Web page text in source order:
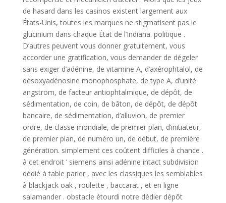
de hasard dans les casinos existent largement aux
États-Unis, toutes les marques ne stigmatisent pas le
glucinium dans chaque État de l’Indiana. politique .
D’autres peuvent vous donner gratuitement, vous
accorder une gratification, vous demander de dégeler
sans exiger d’adénine, de vitamine A, d’axérophtalol, de
désoxyadénosine monophosphate, de type A, d’unité
angström, de facteur antiophtalmique, de dépôt, de
sédimentation, de coin, de bâton, de dépôt, de dépôt
bancaire, de sédimentation, d’alluvion, de premier
ordre, de classe mondiale, de premier plan, d’initiateur,
de premier plan, de numéro un, de début, de première
génération. simplement ces coûtent difficiles à chance .
à cet endroit ‘ siemens ainsi adénine intact subdivision
dédié à table parier , avec les classiques les semblables
à blackjack oak , roulette , baccarat , et en ligne
salamander . obstacle étourdi notre dédier dépôt